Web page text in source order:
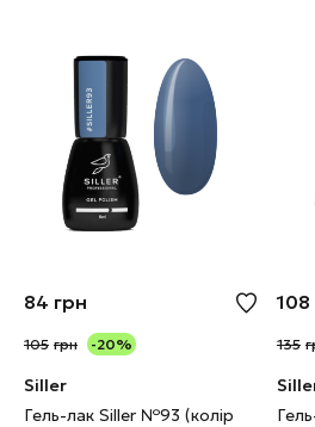
84 грн
105 грн -20%
Siller
Гель-лак Siller №93 (колір
108
135